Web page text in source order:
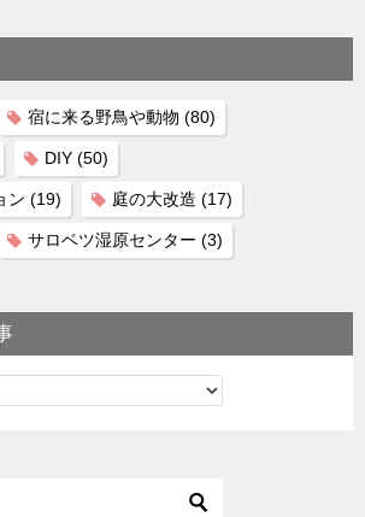
宿に来る野鳥や動物 (80)
DIY (50)
ン (19) 庭の大改造 (17)
サロベツ湿原センター (3)